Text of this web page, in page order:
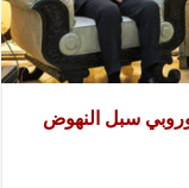
سبل النهوض